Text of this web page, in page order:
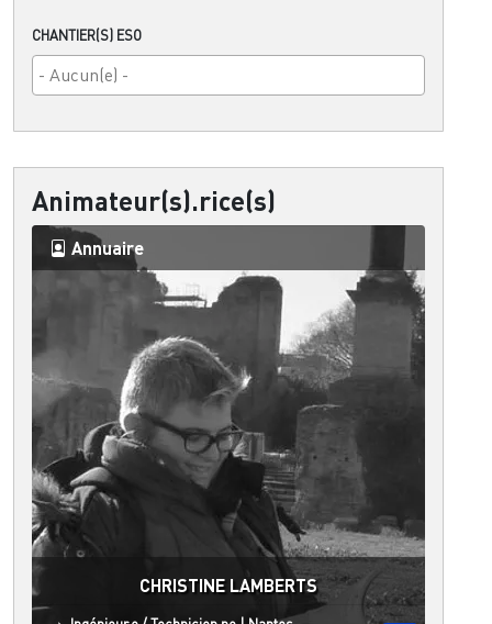
CHANTIER(S) ESO
Animateur(s).rice(s)
Annuaire
CHRISTINE LAMBERTS